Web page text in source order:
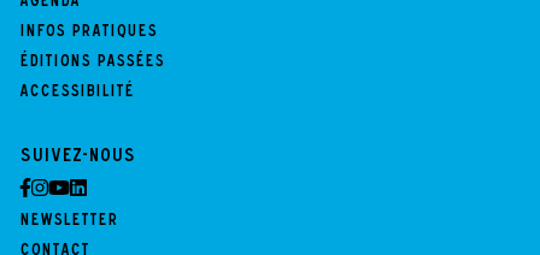
Agenda
Infos pratiques
Éditions passées
Accessibilité
Suivez-nous
Newsletter